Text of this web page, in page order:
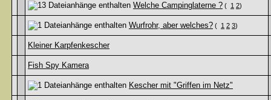
Welche Campinglaterne ? ( 1 2)
Wurfrohr, aber welches? ( 1 2 3)
Kleiner Karpfenkescher
Fish Spy Kamera
Kescher mit "Griffen im Netz"